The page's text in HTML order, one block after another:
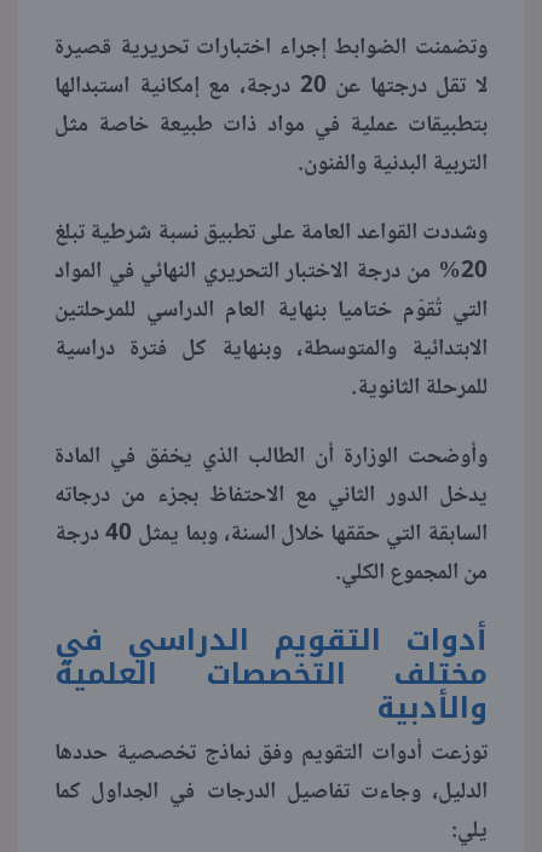
وتضمنت الضوابط إجراء اختبارات تحريرية قصيرة
لا تقل درجتها عن 20 درجة، مع إمكانية استبدالها
بتطبيقات عملية في مواد ذات طبيعة خاصة مثل
التربية البدنية والفنون.
وشددت القواعد العامة على تطبيق نسبة شرطية تبلغ
20% من درجة الاختبار التحريري النهائي في المواد
التي تُقوّم ختاميا بنهاية العام الدراسي للمرحلتين
الابتدائية والمتوسطة، وبنهاية كل فترة دراسية
للمرحلة الثانوية.
وأوضحت الوزارة أن الطالب الذي يخفق في المادة
يدخل الدور الثاني مع الاحتفاظ بجزء من درجاته
السابقة التي حققها خلال السنة، وبما يمثل 40 درجة
من المجموع الكلي.
أدوات التقويم الدراسي في
مختلف التخصصات العلمية
والأدبية
توزعت أدوات التقويم وفق نماذج تخصصية حددها
الدليل، وجاءت تفاصيل الدرجات في الجداول كما
يلي: